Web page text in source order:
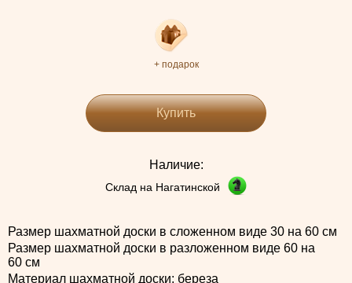
+ подарок
Купить
Наличие:
Склад на Нагатинской
Размер шахматной доски в сложенном виде 30 на 60 см
Размер шахматной доски в разложенном виде 60 на
60 см
Материал шахматной доски: береза